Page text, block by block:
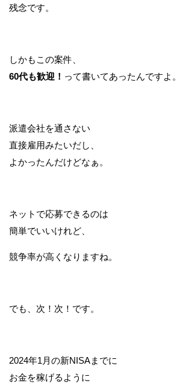
残念です。
しかもこの案件、
60代も歓迎！ って書いてあったんですよ。
派遣会社を通さない
直接雇用みたいだし、
よかったんだけどなぁ。
ネットで応募できるのは
簡単でいいけれど、
競争率が高くなりますね。
でも、次！次！です。
2024年1月の新NISAまでに
お金を稼げるように